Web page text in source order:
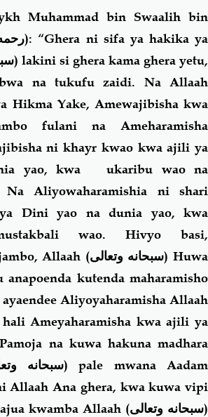
Muhammad bin Swaalih bin
): “Ghera ni sifa ya hakika ya
) lakini si ghera kama ghera yetu,
na tukufu zaidi. Na Allaah
Hikma Yake, Amewajibisha kwa
fulani na Ameharamisha
ni khayr kwao kwa ajili ya
yao, kwa ukaribu wao na
Na Aliyowaharamishia ni shari
Dini yao na dunia yao, kwa
wao. Hivyo basi,
Allaah (سبحانه وتعالى) Huwa
anapoenda kutenda maharamisho
Aliyoyaharamisha Allaah
Ameyaharamisha kwa ajili ya
na kuwa hakuna madhara
سبحانه) pale mwana Aadam
Allaah Ana ghera, kwa kuwa vipi
kwamba Allaah (سبحانه وتعالى)